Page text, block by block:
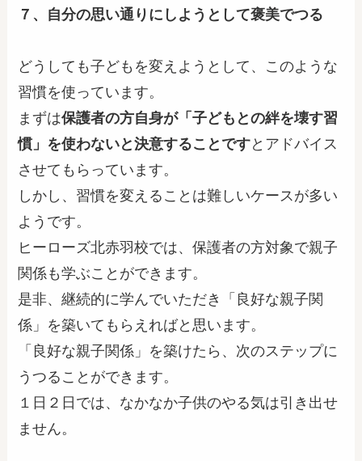
７、自分の思い通りにしようとして褒美でつる
どうしても子どもを変えようとして、このような
習慣を使っています。
まずは保護者の方自身が「子どもとの絆を壊す習
慣」を使わないと決意することですとアドバイス
させてもらっています。
しかし、習慣を変えることは難しいケースが多い
ようです。
ヒーローズ北赤羽校では、保護者の方対象で親子
関係も学ぶことができます。
是非、継続的に学んでいただき「良好な親子関
係」を築いてもらえればと思います。
「良好な親子関係」を築けたら、次のステップに
うつることができます。
１日２日では、なかなか子供のやる気は引き出せ
ません。